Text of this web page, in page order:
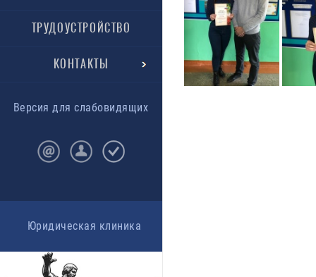
ТРУДОУСТРОЙСТВО
КОНТАКТЫ
Версия для слабовидящих
Юридическая клиника